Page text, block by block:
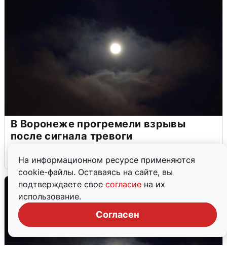
На информационном ресурсе применяются
cookie-файлы. Оставаясь на сайте, вы
подтверждаете свое согласие на их
использование.
Согласен
В Воронеже прогремели взрывы
после сигнала тревоги
5 августа